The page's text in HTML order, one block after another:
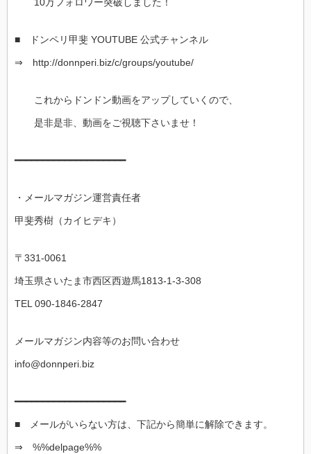
■ ドンペリ甲斐 YOUTUBE 公式チャンネル
⇒ http://donnperi.biz/c/groups/youtube/
これからドンドン動画をアップしていくので、
是非是非、動画をご視聴下さいませ！
━━━━━━━━━━━━━━━━━━━━
・メールマガジン運営責任者
甲斐秀樹（カイヒデキ）
〒331-0061
埼玉県さいたま市西区西遊馬1813-1-3-308
TEL 090-1846-2847
メールマガジン内容等のお問い合わせ
info@donnperi.biz
━━━━━━━━━━━━━━━━━━━━
■ メールがいらない方は、下記から簡単に解除できます。
⇒ %%delpage%%